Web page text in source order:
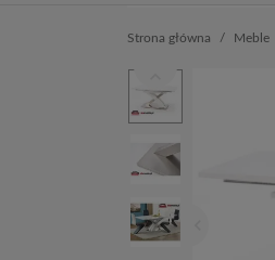
Strona główna Meble